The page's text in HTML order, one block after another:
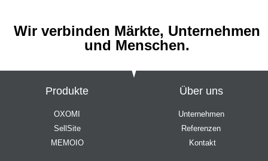
Wir verbinden Märkte, Unternehmen
und Menschen.
Produkte
OXOMI
SellSite
MEMOIO
Über uns
Unternehmen
Referenzen
Kontakt